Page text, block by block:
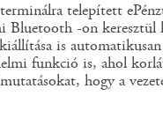
telepített
Bluetooth -on keresztül
is
funkció is, ahol
hogy a